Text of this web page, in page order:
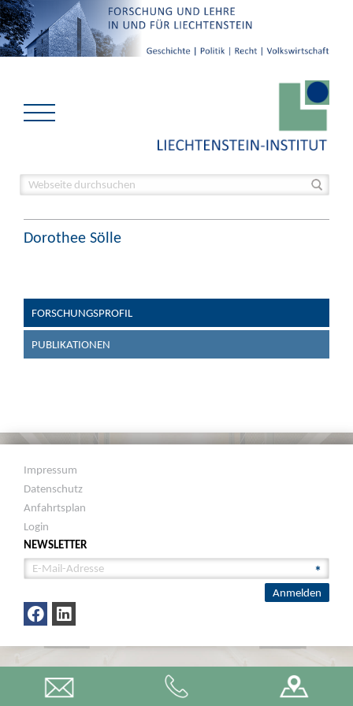
Dorothee Sölle
FORSCHUNGSPROFIL
PUBLIKATIONEN
Impressum
Datenschutz
Anfahrtsplan
Login
NEWSLETTER